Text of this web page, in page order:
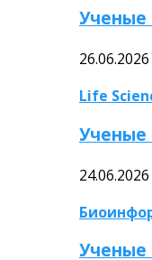
Ученые
26.06.2026
Life
Ученые
24.06.2026
Ученые